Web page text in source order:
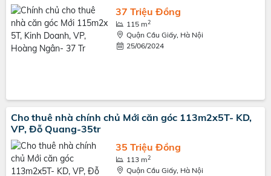
37 Triệu Đồng
115 m2
Quận Cầu Giấy, Hà Nội
25/06/2024
Cho thuê nhà chính chủ Mới căn góc 113m2x5T- KD,
VP, Đỗ Quang-35tr
35 Triệu Đồng
113 m2
Quận Cầu Giấy, Hà Nội